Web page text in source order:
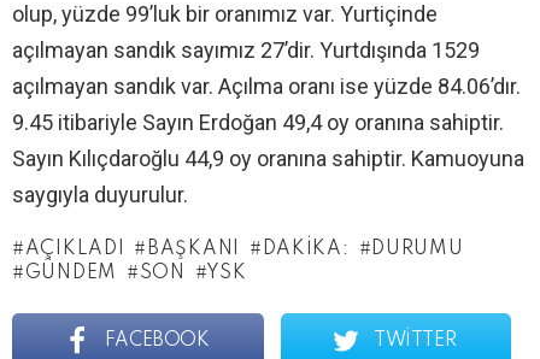
olup, yüzde 99’luk bir oranımız var. Yurtiçinde
açılmayan sandık sayımız 27’dir. Yurtdışında 1529
açılmayan sandık var. Açılma oranı ise yüzde 84.06’dır.
9.45 itibariyle Sayın Erdoğan 49,4 oy oranına sahiptir.
Sayın Kılıçdaroğlu 44,9 oy oranına sahiptir. Kamuoyuna
saygıyla duyurulur.
AÇIKLADI BAŞKANI DAKIKA:
DURUMU
GÜNDEM
SON YSK
FACEBOOK TWITTER